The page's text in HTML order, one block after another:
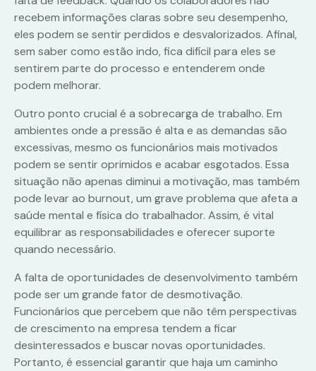
recebem informações claras sobre seu desempenho,
eles podem se sentir perdidos e desvalorizados. Afinal,
sem saber como estão indo, fica difícil para eles se
sentirem parte do processo e entenderem onde
podem melhorar.
Outro ponto crucial é a sobrecarga de trabalho. Em
ambientes onde a pressão é alta e as demandas são
excessivas, mesmo os funcionários mais motivados
podem se sentir oprimidos e acabar esgotados. Essa
situação não apenas diminui a motivação, mas também
pode levar ao burnout, um grave problema que afeta a
saúde mental e física do trabalhador. Assim, é vital
equilibrar as responsabilidades e oferecer suporte
quando necessário.
A falta de oportunidades de desenvolvimento também
pode ser um grande fator de desmotivação.
Funcionários que percebem que não têm perspectivas
de crescimento na empresa tendem a ficar
desinteressados e buscar novas oportunidades.
Portanto, é essencial garantir que haja um caminho